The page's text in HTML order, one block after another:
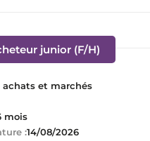
junior (F/H)
achats et marchés
mois
:14/08/2026